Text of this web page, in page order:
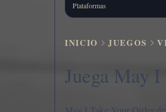
Plataformas
INICIO JUEGOS
Juega May